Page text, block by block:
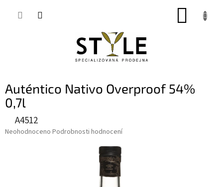
Auténtico Nativo Overproof 54%
0,7l
A4512
Průměrné
Neohodnoceno Podrobnosti hodnocení